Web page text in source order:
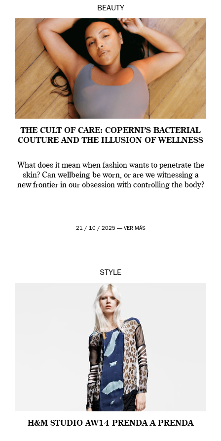
BEAUTY
THE CULT OF CARE: COPERNI’S BACTERIAL
COUTURE AND THE ILLUSION OF WELLNESS
What does it mean when fashion wants to penetrate the
skin? Can wellbeing be worn, or are we witnessing a
new frontier in our obsession with controlling the body?
21 / 10 / 2025 — VER MÁS
STYLE
H&M STUDIO AW14 PRENDA A PRENDA